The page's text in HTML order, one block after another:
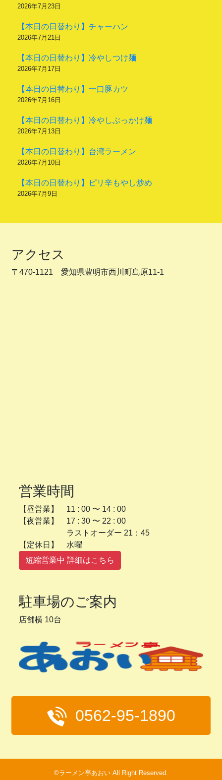
2026年7月23日
【本日の日替わり】チャーハン
2026年7月21日
【本日の日替わり】冷やしつけ麺
2026年7月17日
【本日の日替わり】一口豚カツ
2026年7月16日
【本日の日替わり】冷やしぶっかけ麺
2026年7月13日
【本日の日替わり】台湾ラーメン
2026年7月10日
【本日の日替わり】ピリ辛もやし炒め
2026年7月9日
アクセス
〒470-1121 愛知県豊明市西川町島原11-1
営業時間
【昼営業】 11 : 00 〜 14 : 00
【夜営業】 17 : 30 〜 22 : 00
ラストオーダー 21：45
【定休日】 水曜
短縮営業中 詳細はこちら
駐車場のご案内
店舗横 10台
0562-95-1890
©ラーメン亭あおい All Right Reserved.